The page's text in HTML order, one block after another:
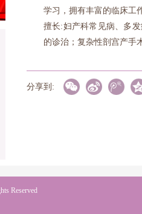
学习，拥有丰富的临床工
擅长:妇产科常见病、多
的诊治；复杂性剖宫产手
分享到:
Reserved